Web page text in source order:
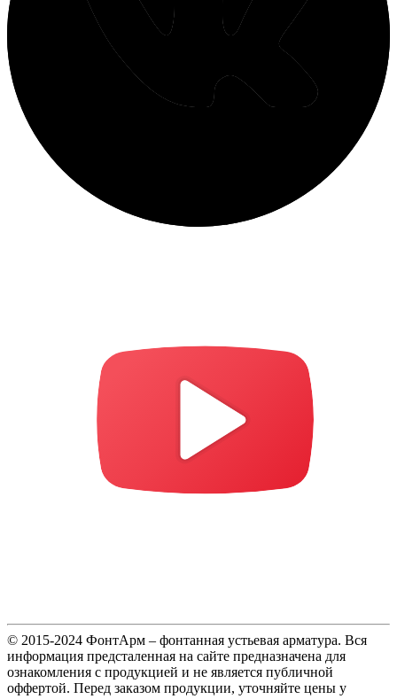
© 2015-2024 ФонтАрм – фонтанная устьевая арматура. Вся
информация предсталенная на сайте предназначена для
ознакомления с продукцией и не является публичной
оффертой. Перед заказом продукции, уточняйте цены у